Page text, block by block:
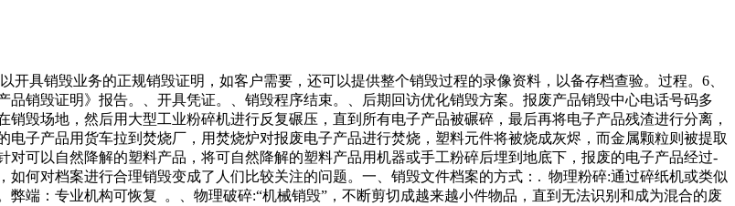
开具销毁业务的正规销毁证明，如客户需要，还可以提供整个销毁过程的录像资料，以备存档查验。过程。6、
销毁证明》报告。、开具凭证。、销毁程序结束。、后期回访优化销毁方案。报废产品销毁中心电话号码多
毁场地，然后用大型工业粉碎机进行反复碾压，直到所有电子产品被碾碎，最后再将电子产品残渣进行分离，
子产品用货车拉到焚烧厂，用焚烧炉对报废电子产品进行焚烧，塑料元件将被烧成灰烬，而金属颗粒则被提取
可以自然降解的塑料产品，将可自然降解的塑料产品用机器或手工粉碎后埋到地底下，报废的电子产品经过-
何对档案进行合理销毁变成了人们比较关注的问题。一、销毁文件档案的方式：. 物理粉碎:通过碎纸机或类似
端：专业机构可恢复 。、物理破碎:“机械销毁”，不断剪切成越来越小件物品，直到无法识别和成为混合的废